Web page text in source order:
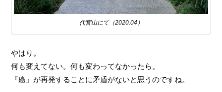
代官山にて（2020.04）
やはり。
何も変えてない。何も変わってなかったら。
『癌』が再発することに矛盾がないと思うのですね。